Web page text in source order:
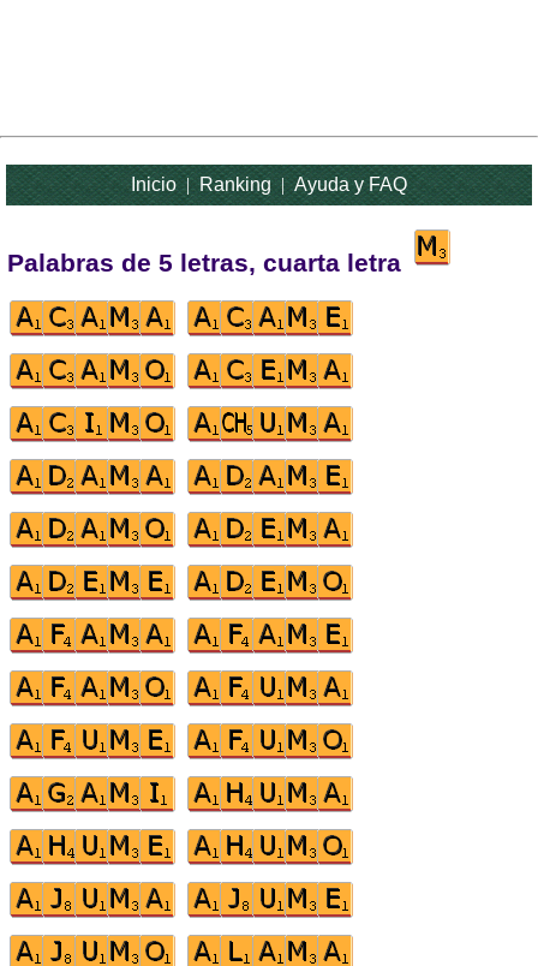
Inicio|Ranking|Ayuda y FAQ
Palabras de 5 letras, cuarta letra